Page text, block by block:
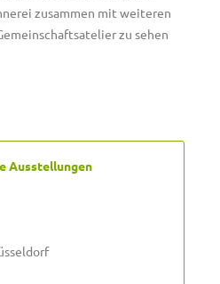
zusammen mit weiteren
zu sehen
Ausstellungen